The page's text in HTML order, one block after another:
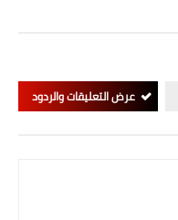
عرض التعليقات والردود